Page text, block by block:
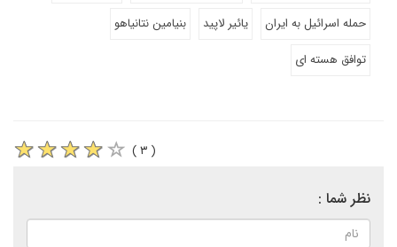
حمله اسرائیل به ایران
یائیر لاپید
بنیامین نتانیاهو
توافق هسته ای
( ۳ )
نظر شما :